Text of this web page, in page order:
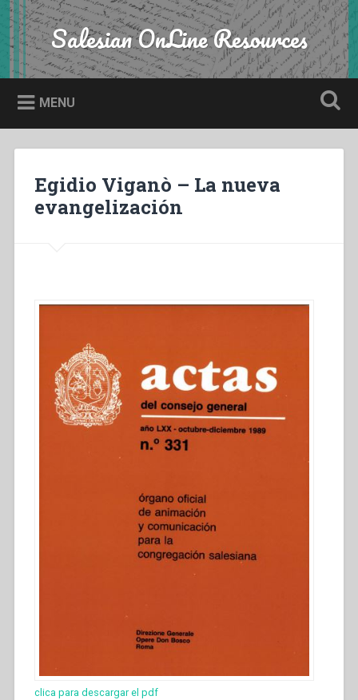
Skip
to
content
Search Salesian OnLine Resources
MENU
Egidio Viganò – La nueva
evangelización
clica para descargar el pdf